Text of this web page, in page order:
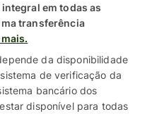
em todas as
transferência
da disponibilidade
de verificação da
bancário dos
disponível para todas